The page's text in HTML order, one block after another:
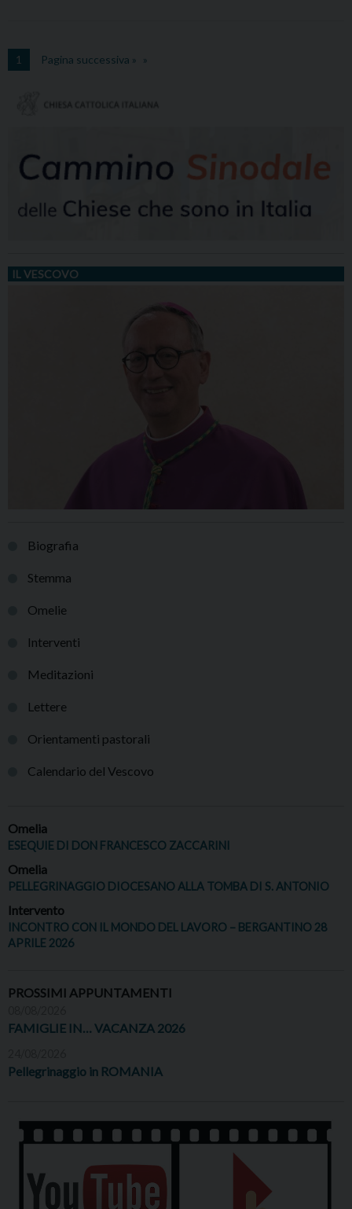
1 Pagina successiva »
IL VESCOVO
Biografia
Stemma
Omelie
Interventi
Meditazioni
Lettere
Orientamenti pastorali
Calendario del Vescovo
Omelia
ESEQUIE DI DON FRANCESCO ZACCARINI
Omelia
PELLEGRINAGGIO DIOCESANO ALLA TOMBA DI S. ANTONIO
Intervento
INCONTRO CON IL MONDO DEL LAVORO – BERGANTINO 28
APRILE 2026
PROSSIMI APPUNTAMENTI
FAMIGLIE IN… VACANZA 2026
Pellegrinaggio in ROMANIA